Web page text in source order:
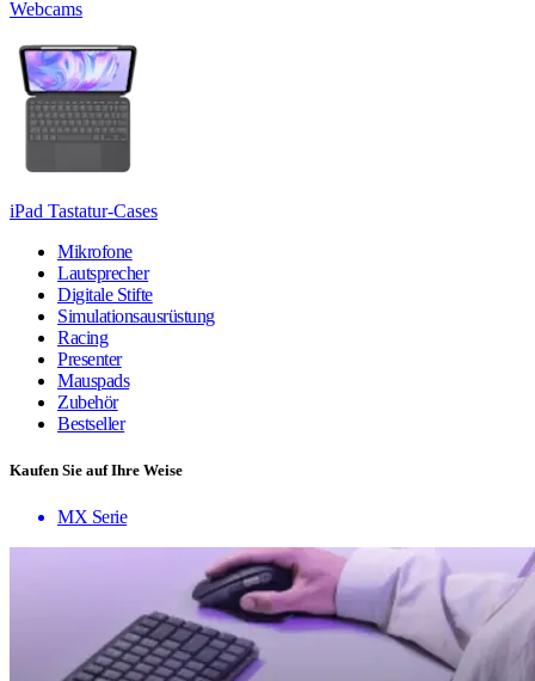
Webcams
iPad Tastatur-Cases
Mikrofone
Lautsprecher
Digitale Stifte
Simulationsausrüstung
Racing
Presenter
Mauspads
Zubehör
Bestseller
Kaufen Sie auf Ihre Weise
MX Serie